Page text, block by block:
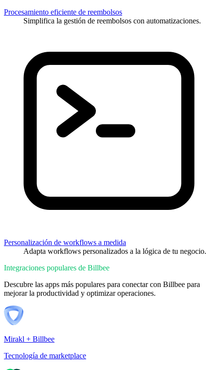
Procesamiento eficiente de reembolsos
Simplifica la gestión de reembolsos con automatizaciones.
Personalización de workflows a medida
Adapta workflows personalizados a la lógica de tu negocio.
Integraciones populares de Billbee
Descubre las apps más populares para conectar con Billbee para
mejorar la productividad y optimizar operaciones.
Mirakl + Billbee
Tecnología de marketplace